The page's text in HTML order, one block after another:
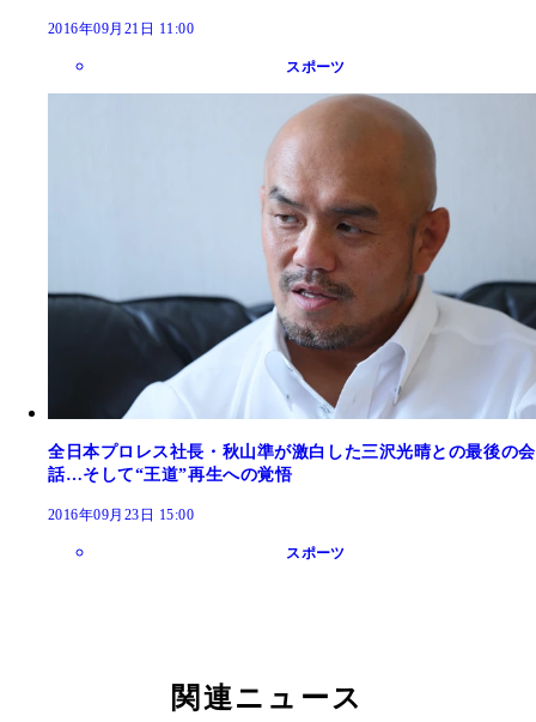
2016年09月21日 11:00
スポーツ
全日本プロレス社長・秋山準が激白した三沢光晴との最後の会
話…そして“王道”再生への覚悟
2016年09月23日 15:00
スポーツ
関連ニュース